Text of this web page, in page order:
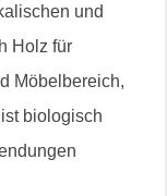
und
Holz für
Möbelbereich,
biologisch